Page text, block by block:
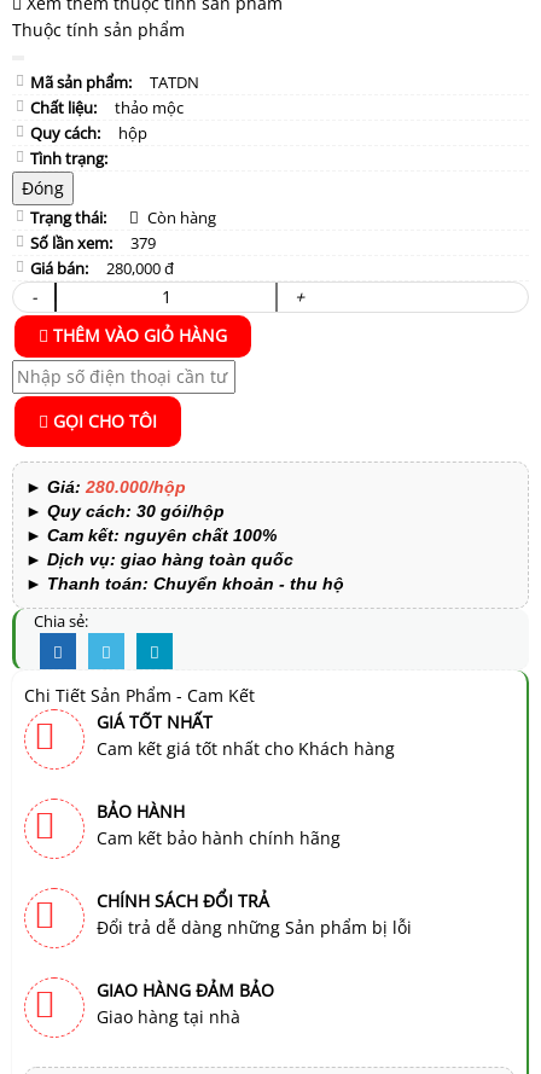
Thuộc tính sản phẩm
Mã sản phẩm:
TATDN
Chất liệu:
thảo mộc
Quy cách:
hộp
Tình trạng:
Đóng
Trạng thái:
Còn hàng
Số lần xem:
379
Giá bán:
280,000 đ
-
+
THÊM VÀO GIỎ HÀNG
GỌI CHO TÔI
► Giá: 280.000/hộp
► Quy cách: 30 gói/hộp
► Cam kết: nguyên chất 100%
► Dịch vụ: giao hàng toàn quốc
► Thanh toán: Chuyển khoản - thu hộ
Chia sẻ:
Chi Tiết Sản Phẩm - Cam Kết
GIÁ TỐT NHẤT
Cam kết giá tốt nhất cho Khách hàng
BẢO HÀNH
Cam kết bảo hành chính hãng
CHÍNH SÁCH ĐỔI TRẢ
Đổi trả dễ dàng những Sản phẩm bị lỗi
GIAO HÀNG ĐẢM BẢO
Giao hàng tại nhà